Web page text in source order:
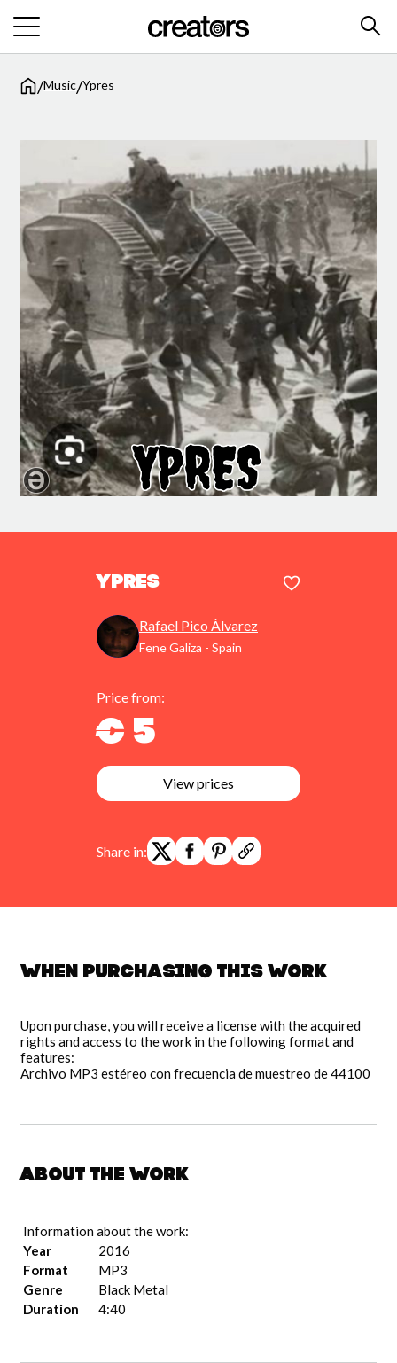
/Music/Ypres
Ypres
Rafael Pico Álvarez
Fene Galiza - Spain
Price from:
€ 5
View prices
Share in:
When purchasing this work
Upon purchase, you will receive a license with the acquired
rights and access to the work in the following format and
features:
Archivo MP3 estéreo con frecuencia de muestreo de 44100
About the work
Information about the work:
Year
2016
Format
MP3
Genre
Black Metal
Duration
4:40